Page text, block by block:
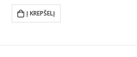
Į KREPŠELĮ